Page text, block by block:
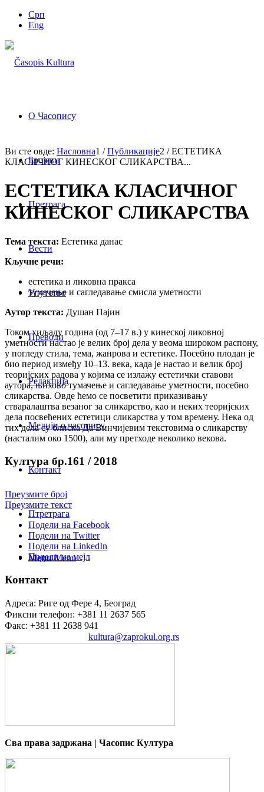
Срп
Eng
О Часопису
Бројеви
Претрага
Вести
Упутство
Преводи
Редакција
Медији о часопису
Контакт
Птретрага
Menu Menu
Ви сте овде: Насловна1 / Публикације2 / ЕСТЕТИКА
КЛАСИЧНОГ КИНЕСКОГ СЛИКАРСТВА...
ЕСТЕТИКА КЛАСИЧНОГ
КИНЕСКОГ СЛИКАРСТВА
Тема текста: Естетика данас
Кључне речи:
естетика и ликовна пракса
тумачење и сагледавање смисла уметности
Аутор текста: Душан Пајин
Током хиљаду година (од 7–17 в.) у кинеској ликовној
уметности настао је велик број дела у веома широком распону,
у погледу стила, тема, жанрова и естетике. Посебно плодан је
био период између 10–13. века, када је настао и велик број
теоријских радова у којима се излажу естетички ставови
аутора, њихово тумачење и сагледавање уметности, посебно
сликарства. Овде ћемо се посветити приказивању
стваралаштва везаног за сликарство, као и неких теоријских
дела посвећених естетици сликарства у том времену. Нека од
тих дела су блиска Да Винчијевим текстовима о сликарству
(насталим око 1500), али му претходе неколико векова.
Култура бр.161 / 2018
Преузмите број
Преузмите текст
Подели на Facebook
Подели на Twitter
Подели на LinkedIn
Подели на мејл
Контакт
Адреса: Риге од Фере 4, Београд
Фиксни телефон: +381 11 2637 565
Факс: +381 11 2638 941
kultura@zaprokul.org.rs
Сва права задржана | Часопис Култура